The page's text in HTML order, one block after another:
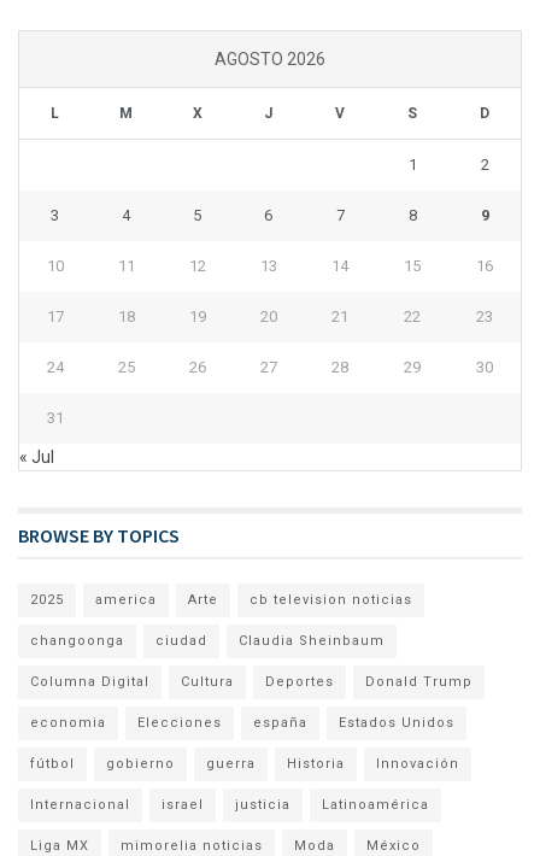
AGOSTO 2026
L M X J V S D
1 2
3 4 5 6 7 8 9
10 11 12 13 14 15 16
17 18 19 20 21 22 23
24 25 26 27 28 29 30
31
« Jul
BROWSE BY TOPICS
2025 america Arte cb television noticias
changoonga ciudad Claudia Sheinbaum
Columna Digital Cultura Deportes Donald Trump
economia Elecciones españa Estados Unidos
fútbol gobierno guerra Historia Innovación
Internacional israel justicia Latinoamérica
Liga MX mimorelia noticias Moda México